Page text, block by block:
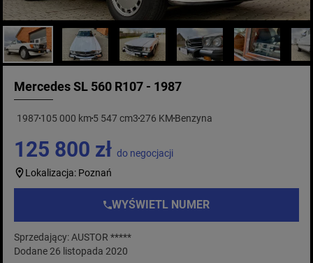
Mercedes SL 560 R107 - 1987
1987 105 000 km5 547 cm3276 KM Benzyna
125 800 zł do negocjacji
Lokalizacja: Poznań
WYŚWIETL NUMER
Sprzedający: AUSTOR *****
Dodane 26 listopada 2020